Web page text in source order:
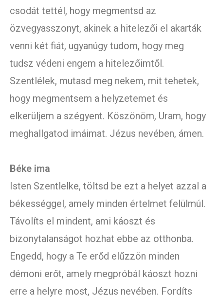
csodát tettél, hogy megmentsd az
özvegyasszonyt, akinek a hitelezői el akarták
venni két fiát, ugyanúgy tudom, hogy meg
tudsz védeni engem a hitelezőimtől.
Szentlélek, mutasd meg nekem, mit tehetek,
hogy megmentsem a helyzetemet és
elkerüljem a szégyent. Köszönöm, Uram, hogy
meghallgatod imáimat. Jézus nevében, ámen.
Béke ima
Isten Szentlelke, töltsd be ezt a helyet azzal a
békességgel, amely minden értelmet felülmúl.
Távolíts el mindent, ami káoszt és
bizonytalanságot hozhat ebbe az otthonba.
Engedd, hogy a Te erőd elűzzön minden
démoni erőt, amely megpróbál káoszt hozni
erre a helyre most, Jézus nevében. Fordíts